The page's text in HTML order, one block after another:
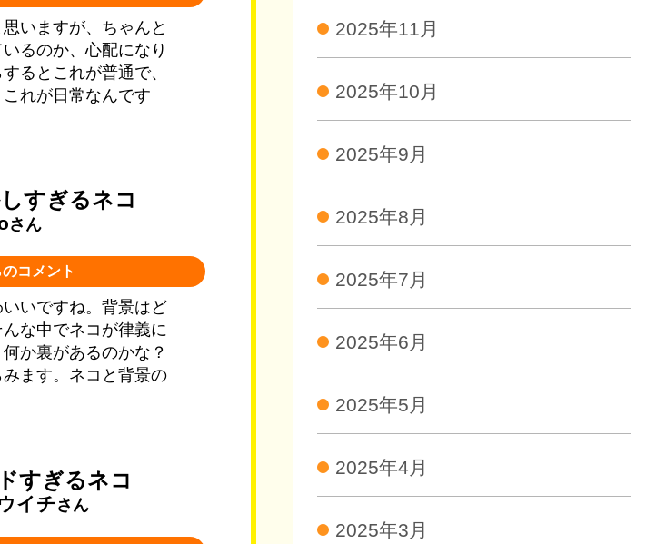
いますが、ちゃんと
るのか、心配になり
るとこれが普通で、
れが日常なんです
すぎるネコ
さん
コメント
いですね。背景はど
な中でネコが律義に
か裏があるのかな？
ます。ネコと背景の
すぎるネコ
イチさん
2025年11月
2025年10月
2025年9月
2025年8月
2025年7月
2025年6月
2025年5月
2025年4月
2025年3月